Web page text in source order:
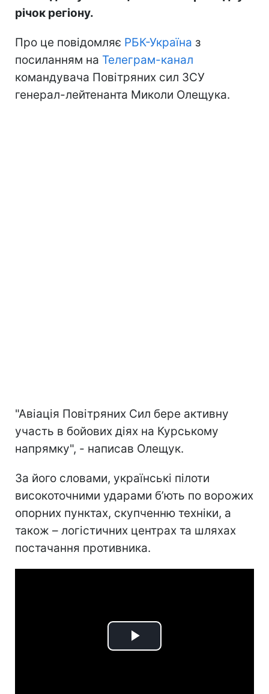
річок регіону.
Про це повідомляє РБК-Україна з
посиланням на Телеграм-канал
командувача Повітряних сил ЗСУ
генерал-лейтенанта Миколи Олещука.
"Авіація Повітряних Сил бере активну
участь в бойових діях на Курському
напрямку", - написав Олещук.
За його словами, українські пілоти
високоточними ударами б’ють по ворожих
опорних пунктах, скупченню техніки, а
також – логістичних центрах та шляхах
постачання противника.
Play